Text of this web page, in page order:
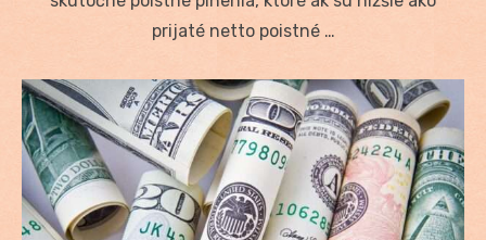
prijaté netto poistné …